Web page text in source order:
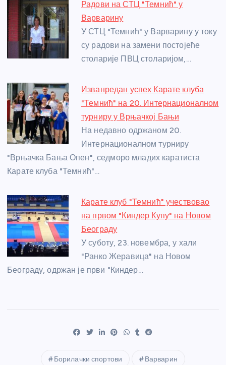
b
o
o
n
g
er
A
p
p
e
Радови на СТЦ "Темнић" у
Варварину
У СТЦ "Темнић" у Варварину у току
су радови на замени постојеће
столарије ПВЦ столаријом,…
Изванредан успех Карате клуба
"Темнић" на 20. Интернационалном
турниру у Врњачкој Бањи
На недавно одржаном 20.
Интернационалном турниру
"Врњачка Бања Опен", седморо младих каратиста
Карате клуба "Темнић"…
Карате клуб "Темнић" учествовао
на првом "Киндер Купу" на Новом
Београду
У суботу, 23. новембра, у хали
"Ранко Жеравица" на Новом
Београду, одржан је први "Киндер…
Борилачки спортови Варварин